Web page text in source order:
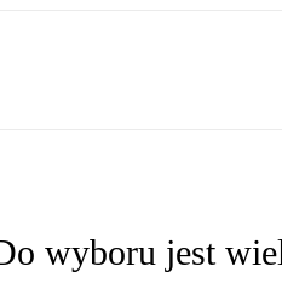
wyboru jest